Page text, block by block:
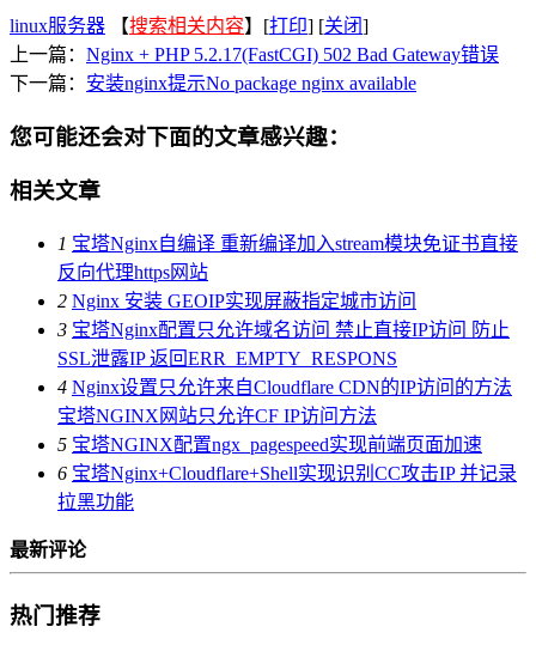
linux服务器 【搜索相关内容】[打印] [关闭]
上一篇： Nginx + PHP 5.2.17(FastCGI) 502 Bad Gateway错误
下一篇： 安装nginx提示No package nginx available
您可能还会对下面的文章感兴趣：
相关文章
1 宝塔Nginx自编译 重新编译加入stream模块免证书直接
反向代理https网站
2 Nginx 安装 GEOIP实现屏蔽指定城市访问
3 宝塔Nginx配置只允许域名访问 禁止直接IP访问 防止
SSL泄露IP 返回ERR_EMPTY_RESPONS
4 Nginx设置只允许来自Cloudflare CDN的IP访问的方法
宝塔NGINX网站只允许CF IP访问方法
5 宝塔NGINX配置ngx_pagespeed实现前端页面加速
6 宝塔Nginx+Cloudflare+Shell实现识别CC攻击IP 并记录
拉黑功能
最新评论
热门推荐